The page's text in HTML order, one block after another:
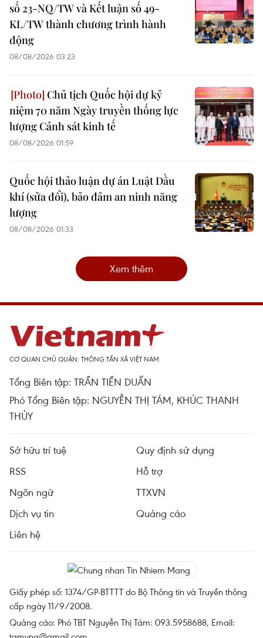
số 23-NQ/TW và Kết luận số 49-
KL/TW thành chương trình hành
động
08/08/2026 03:23
Chủ tịch Quốc hội dự kỷ
niệm 70 năm Ngày truyền thống lực
lượng Cảnh sát kinh tế
08/08/2026 01:59
Quốc hội thảo luận dự án Luật Dầu
khí (sửa đổi), bảo đảm an ninh năng
lượng
08/08/2026 01:33
Xem thêm
CƠ QUAN CHỦ QUẢN: THÔNG TẤN XÃ VIỆT NAM
Tổng Biên tập: TRẦN TIẾN DUẨN
Phó Tổng Biên tập: NGUYỄN THỊ TÁM, KHÚC THANH
THỦY
Sở hữu trí tuệ
Quy định sử dụng
RSS
Hỗ trợ
Ngôn ngữ
TTXVN
Dịch vụ tin
Quảng cáo
Liên hệ
Giấy phép số: 1374/GP-BTTTT do Bộ Thông tin và Truyền thông
cấp ngày 11/9/2008.
Quảng cáo: Phó TBT Nguyễn Thị Tám: 093.5958688, Email: